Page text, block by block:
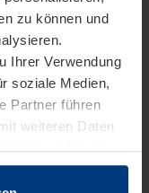
zu können und
Ihrer Verwendung
soziale Medien,
Partner führen
weiteren Daten
haben oder die
gesammelt